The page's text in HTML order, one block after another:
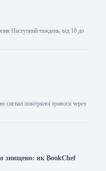
Наступний тиждень, від 10 до
сигнал повітряної тривоги через
знищено: як BookChef